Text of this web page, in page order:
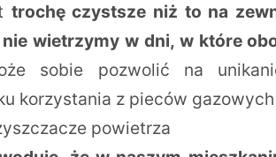
trochę czystsze niż to na
wietrzymy w dni, w które
sobie pozwolić na
korzystania z pieców gazowych
powietrza